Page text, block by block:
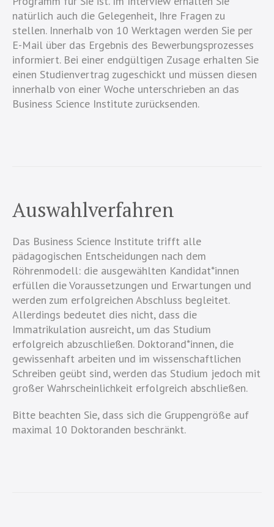
natürlich auch die Gelegenheit, Ihre Fragen zu
stellen. Innerhalb von 10 Werktagen werden Sie per
E-Mail über das Ergebnis des Bewerbungsprozesses
informiert. Bei einer endgültigen Zusage erhalten Sie
einen Studienvertrag zugeschickt und müssen diesen
innerhalb von einer Woche unterschrieben an das
Business Science Institute zurücksenden.
Auswahlverfahren
Das Business Science Institute trifft alle
pädagogischen Entscheidungen nach dem
Röhrenmodell: die ausgewählten Kandidat*innen
erfüllen die Voraussetzungen und Erwartungen und
werden zum erfolgreichen Abschluss begleitet.
Allerdings bedeutet dies nicht, dass die
Immatrikulation ausreicht, um das Studium
erfolgreich abzuschließen. Doktorand*innen, die
gewissenhaft arbeiten und im wissenschaftlichen
Schreiben geübt sind, werden das Studium jedoch mit
großer Wahrscheinlichkeit erfolgreich abschließen.
Bitte beachten Sie, dass sich die Gruppengröße auf
maximal 10 Doktoranden beschränkt.